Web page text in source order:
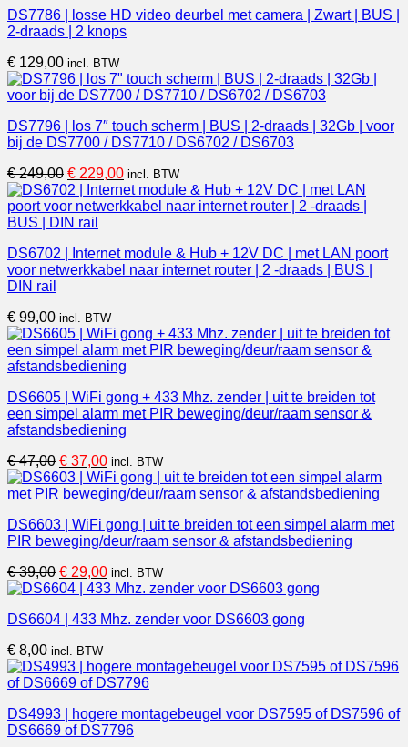
DS7786 | losse HD video deurbel met camera | Zwart | BUS |
2-draads | 2 knops
€ 129,00 incl. BTW
DS7796 | los 7″ touch scherm | BUS | 2-draads | 32Gb | voor
bij de DS7700 / DS7710 / DS6702 / DS6703
€249,00 Oorspronkelijke
prijs
was:
€ 249,00.
€ 229,00Huidige
prijs
is:
incl. BTW
DS6702 | Internet module & Hub + 12V DC | met LAN poort
voor netwerkkabel naar internet router | 2 -draads | BUS |
DIN rail
€ 99,00 incl. BTW
DS6605 | WiFi gong + 433 Mhz. zender | uit te breiden tot
een simpel alarm met PIR beweging/deur/raam sensor &
afstandsbediening
€47,00 Oorspronkelijke
prijs
was:
€ 37,00Huidige
prijs
is:
incl. BTW
DS6603 | WiFi gong | uit te breiden tot een simpel alarm met
PIR beweging/deur/raam sensor & afstandsbediening
€39,00 Oorspronkelijke
prijs
€ 39,00.
€ 29,00Huidige
prijs
€ 29,00.
incl. BTW
DS6604 | 433 Mhz. zender voor DS6603 gong
€ 8,00 incl. BTW
DS4993 | hogere montagebeugel voor DS7595 of DS7596 of
DS6669 of DS7796